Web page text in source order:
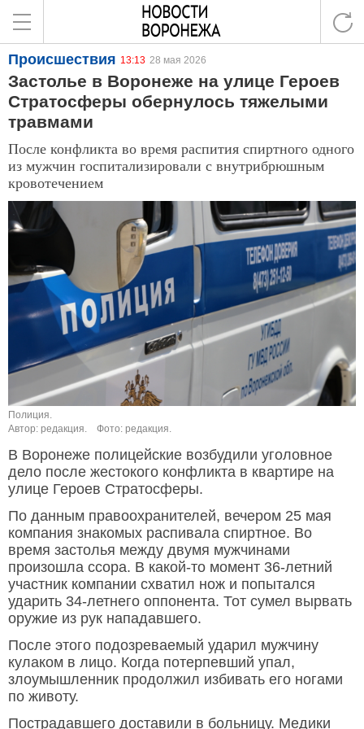
Происшествия 13:13 28 мая 2026
Застолье в Воронеже на улице Героев
Стратосферы обернулось тяжелыми
травмами
После конфликта во время распития спиртного одного
из мужчин госпитализировали с внутрибрюшным
кровотечением
Полиция.
Автор: редакция.
Фото: редакция.
В Воронеже полицейские возбудили уголовное
дело после жестокого конфликта в квартире на
улице Героев Стратосферы.
По данным правоохранителей, вечером 25 мая
компания знакомых распивала спиртное. Во
время застолья между двумя мужчинами
произошла ссора. В какой-то момент 36-летний
участник компании схватил нож и попытался
ударить 34-летнего оппонента. Тот сумел вырвать
оружие из рук нападавшего.
После этого подозреваемый ударил мужчину
кулаком в лицо. Когда потерпевший упал,
злоумышленник продолжил избивать его ногами
по животу.
Пострадавшего доставили в больницу. Медики